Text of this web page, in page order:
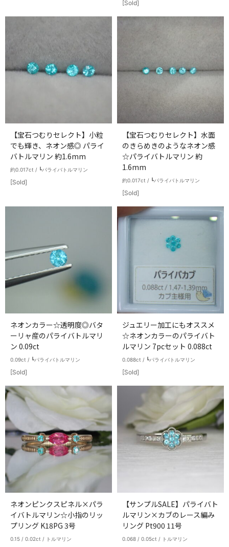
[Sold]
【宝石つむりセレクト】小粒
でも輝き、ネオン感◎ パライ
バトルマリン 約1.6mm
約0.017ct / ┗パライバトルマリン
[Sold]
【宝石つむりセレクト】水面
のきらめきのようなネオン感
☆パライバトルマリン 約
1.6mm
約0.017ct / ┗パライバトルマリン
[Sold]
ネオンカラー☆透明度◎バタ
ーリャ産のパライバトルマリ
ン 0.09ct
0.09ct / ┗パライバトルマリン
[Sold]
ジュエリー加工にもオススメ
☆ネオンカラーのパライバト
ルマリン 7pcセット 0.088ct
0.088ct / ┗パライバトルマリン
[Sold]
ネオンピンクスピネル×パラ
イバトルマリン☆小指のリッ
プリング K18PG 3号
0.15 / 0.02ct / トルマリン
【サンプルSALE】パライバト
ルマリン×カブのレース編み
リング Pt900 11号
0.068 / 0.05ct / トルマリン